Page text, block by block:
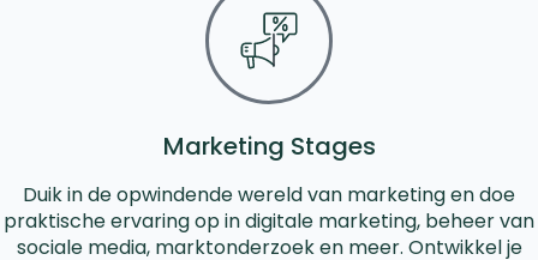
Marketing Stages
Duik in de opwindende wereld van marketing en doe
praktische ervaring op in digitale marketing, beheer van
sociale media, marktonderzoek en meer. Ontwikkel je